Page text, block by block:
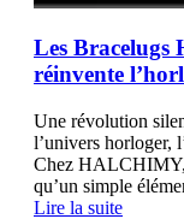
Les
réinvente
Une révolution
l’univers horloger,
Chez HALCHIMY,
qu’un simple
Lire la suite